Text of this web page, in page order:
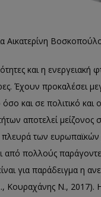
Αικατερίνη
και η
Έχουν προκαλέσει
και σε πολιτικό
αποτελεί μείζονος
πλευρά των
πολλούς
για παράδειγμα η
Ν., 2017). Η